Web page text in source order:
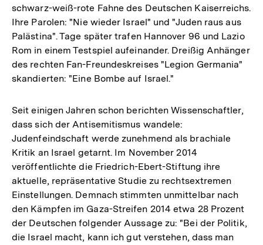
schwarz-weiß-rote Fahne des Deutschen Kaiserreichs.
Ihre Parolen: "Nie wieder Israel" und "Juden raus aus
Palästina". Tage später trafen Hannover 96 und Lazio
Rom in einem Testspiel aufeinander. Dreißig Anhänger
des rechten Fan-Freundeskreises "Legion Germania"
skandierten: "Eine Bombe auf Israel."
Seit einigen Jahren schon berichten Wissenschaftler,
dass sich der Antisemitismus wandele:
Judenfeindschaft werde zunehmend als brachiale
Kritik an Israel getarnt. Im November 2014
veröffentlichte die Friedrich-Ebert-Stiftung ihre
aktuelle, repräsentative Studie zu rechtsextremen
Einstellungen. Demnach stimmten unmittelbar nach
den Kämpfen im Gaza-Streifen 2014 etwa 28 Prozent
der Deutschen folgender Aussage zu: "Bei der Politik,
die Israel macht, kann ich gut verstehen, dass man